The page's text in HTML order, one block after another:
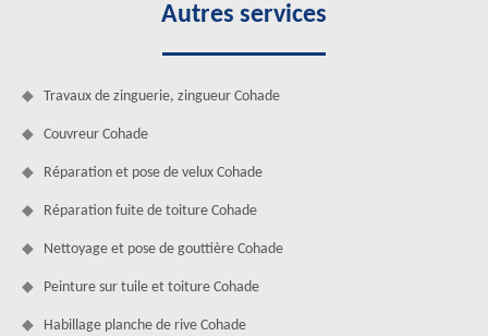
Autres services
Travaux de zinguerie, zingueur Cohade
Couvreur Cohade
Réparation et pose de velux Cohade
Réparation fuite de toiture Cohade
Nettoyage et pose de gouttière Cohade
Peinture sur tuile et toiture Cohade
Habillage planche de rive Cohade